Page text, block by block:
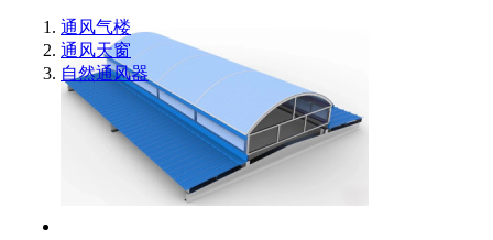
通风气楼
通风天窗
自然通风器